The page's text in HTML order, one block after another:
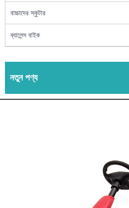
বাচ্চাদের স্কুটার
ব্যালেন্স বাইক
নতুন পণ্য